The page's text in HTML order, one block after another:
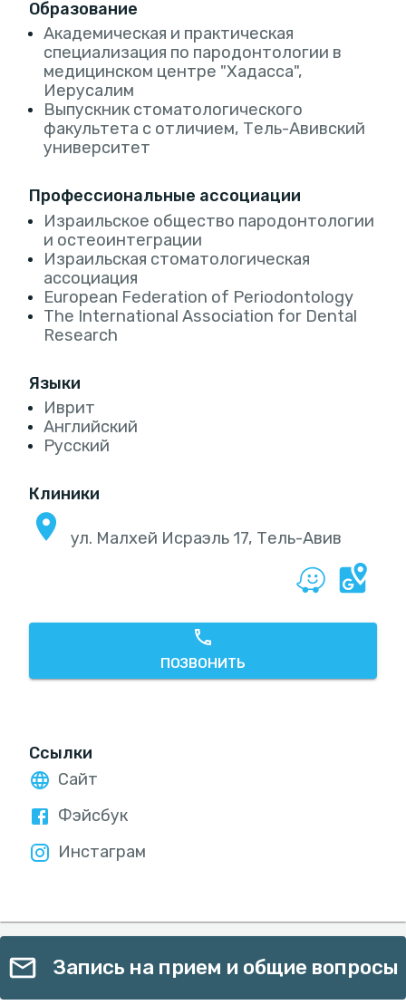
Образование
Академическая и практическая
специализация по пародонтологии в
медицинском центре "Хадасса",
Иерусалим
Выпускник стоматологического
факультета с отличием, Тель-Авивский
университет
Профессиональные ассоциации
Израильское общество пародонтологии
и остеоинтеграции
Израильская стоматологическая
ассоциация
European Federation of Periodontology
The International Association for Dental
Research
Языки
Иврит
Английский
Русский
Клиники
ул. Малхей Исраэль 17, Тель-Авив‎
ПОЗВОНИТЬ
Ссылки
Сайт
Фэйсбук
Инстаграм
Запись на прием и общие вопросы